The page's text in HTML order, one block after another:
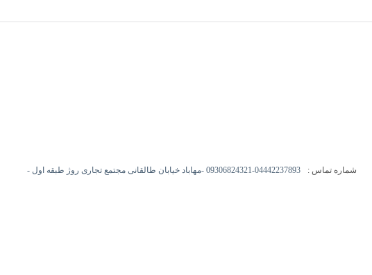
شماره تماس : 09306824321-04442237893 -مهاباد خیابان طالقانی مجتمع تجاری روژ طبقه اول -